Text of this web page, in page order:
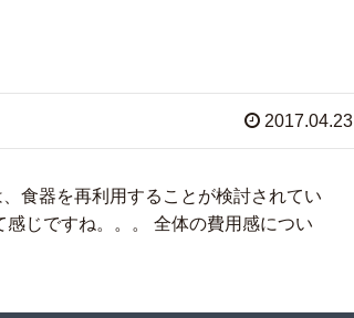
2017.04.23
食器を再利用することが検討されてい
じですね。。。 全体の費用感につい